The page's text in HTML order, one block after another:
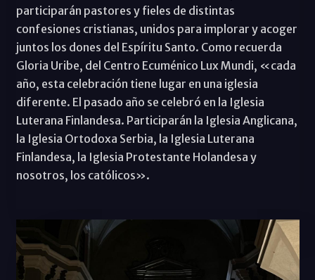
participarán pastores y fieles de distintas
confesiones cristianas, unidos para implorar y acoger
juntos los dones del Espíritu Santo. Como recuerda
Gloria Uribe, del Centro Ecuménico Lux Mundi, «cada
año, esta celebración tiene lugar en una iglesia
diferente. El pasado año se celebró en la Iglesia
Luterana Finlandesa. Participarán la Iglesia Anglicana,
la Iglesia Ortodoxa Serbia, la Iglesia Luterana
Finlandesa, la Iglesia Protestante Holandesa y
nosotros, los católicos».